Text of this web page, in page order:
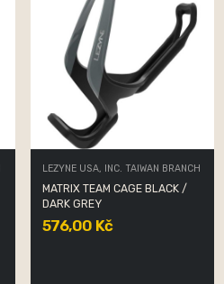
LEZYNE USA, INC. TAIWAN BRANCH
MATRIX TEAM CAGE BLACK /
DARK GREY
576,00 Kč